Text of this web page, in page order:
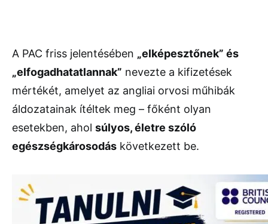
A PAC friss jelentésében „elképesztőnek” és
„elfogadhatatlannak” nevezte a kifizetések
mértékét, amelyet az angliai orvosi műhibák
áldozatainak ítéltek meg – főként olyan
esetekben, ahol súlyos,életre szóló
egészségkárosodás következett be.